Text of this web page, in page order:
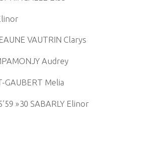
VAUTRIN Clarys
Audrey
GAUBERT Melia
»30 SABARLY Elinor